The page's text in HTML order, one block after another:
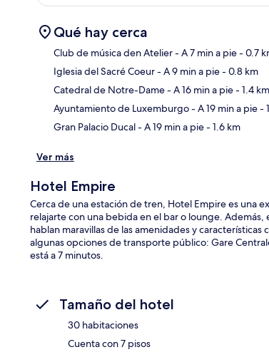
Qué hay cerca
Club de música den Atelier- A 7 min a pie- 0.7
Iglesia del Sacré Coeur- A 9 min a pie- 0.8 km
Catedral de Notre-Dame- A 16 min a pie- 1.4 km
Ayuntamiento de Luxemburgo- A 19 min a pie-
Gran Palacio Ducal- A 19 min a pie- 1.6 km
Ver más
Hotel Empire
Cerca de una estación de tren, Hotel Empire es una
relajarte con una bebida en el bar o lounge.
hablan maravillas de las amenidades y
algunas opciones de transporte público: Gare
está a 7 minutos.
Tamaño del hotel
30 habitaciones
Cuenta con 7 pisos